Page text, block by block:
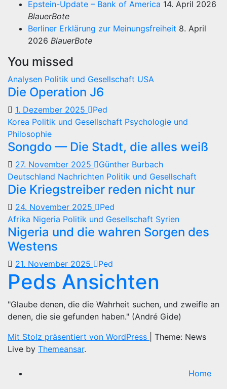
Epstein-Update – Bank of America 14. April 2026
BlauerBote
Berliner Erklärung zur Meinungsfreiheit 8. April
2026 BlauerBote
You missed
Analysen Politik und Gesellschaft USA
Die Operation J6
1. Dezember 2025
Ped
Korea Politik und Gesellschaft Psychologie und
Philosophie
Songdo — Die Stadt, die alles weiß
27. November 2025
Günther Burbach
Deutschland Nachrichten Politik und Gesellschaft
Die Kriegstreiber reden nicht nur
24. November 2025
Ped
Afrika Nigeria Politik und Gesellschaft Syrien
Nigeria und die wahren Sorgen des
Westens
21. November 2025 Ped
Peds Ansichten
"Glaube denen, die die Wahrheit suchen, und zweifle an
denen, die sie gefunden haben." (André Gide)
Mit Stolz präsentiert von WordPress
Theme: News
Live by Themeansar.
Home